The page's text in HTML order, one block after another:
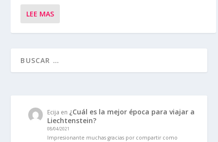
LEE MAS
Ecija en ¿Cuál es la mejor época para viajar a
Liechtenstein?
08/04/2021
Impresionante muchas gracias por compartir como